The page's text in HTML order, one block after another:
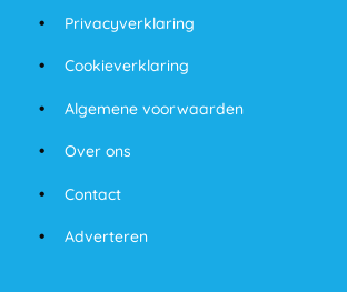
Privacyverklaring
Cookieverklaring
Algemene voorwaarden
Over ons
Contact
Adverteren